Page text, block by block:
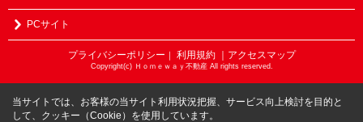
PCサイト
プライバシーポリシー ｜ 利用規約 ｜アクセスマップ
Copyright(c) Ｈｏｍｅｗａｙ不動産 All rights reserved.
当サイトでは、お客様の当サイト利用状況把握、サービス向上検討を目的と
して、クッキー（Cookie）を使用しています。